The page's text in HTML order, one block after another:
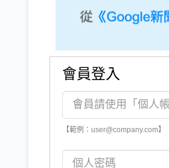
會員登入
【範例：user@company.com】